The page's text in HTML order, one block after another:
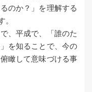
のか？」を理解する
。
、平成で、「誰のた
を知ることで、今の
瞰して意味づける事